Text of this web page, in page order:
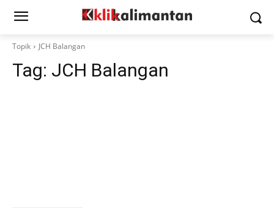
Topik JCH Balangan
Tag: JCH Balangan